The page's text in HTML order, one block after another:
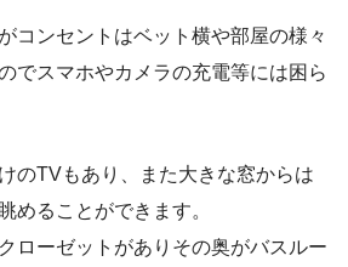
コンセントはベット横や部屋の様々
でスマホやカメラの充電等には困ら
のTVもあり、また大きな窓からは
めることができます。
ローゼットがありその奥がバスルー